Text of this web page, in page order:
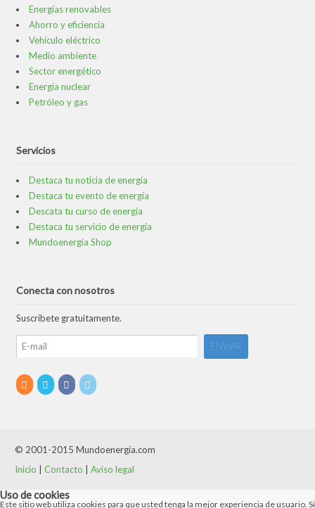
Energías renovables
Ahorro y eficiencia
Vehículo eléctrico
Medio ambiente
Sector energético
Energía nuclear
Petróleo y gas
Servicios
Destaca tu noticia de energía
Destaca tu evento de energía
Descata tu curso de energía
Destaca tu servicio de energía
Mundoenergia Shop
Conecta con nosotros
Suscríbete gratuitamente.
© 2001-2015 Mundoenergia.com
Inicio |Contacto |Aviso legal
Uso de cookies
Este sitio web utiliza cookies para que usted tenga la mejor experiencia de usuario. Si